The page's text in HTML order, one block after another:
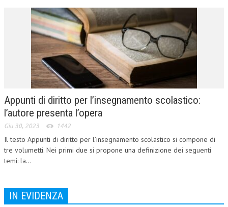
ECONOMIA DELL’ARTE
INTERNAZIONALIZZAZIONE
HUMAN RESOURCES
RISORSE UMANE
MARKETING
TREASURY IN FINANCIAL SERVICES
RISK MANAGEMENT
SVILUPPO SOSTENIBILE
PERSONA E CITTÀ
DIRITTO
Appunti di diritto per l’insegnamento scolastico:
l’autore presenta l’opera
Giu 30, 2023 1442
Il testo Appunti di diritto per l’insegnamento scolastico si compone di
tre volumetti. Nei primi due si propone una definizione dei seguenti
temi: la...
IN EVIDENZA